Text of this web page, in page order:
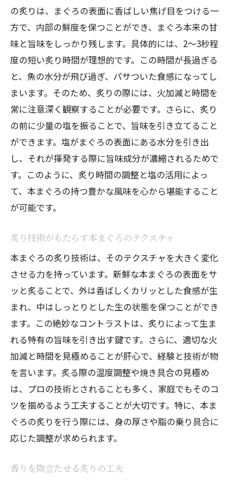
の炙りは、まぐろの表面に香ばしい焦げ目をつける一
方で、内部の鮮度を保つことができ、まぐろ本来の甘
味と旨味をしっかり残します。具体的には、2〜3秒程
度の短い炙り時間が理想的です。この時間が長過ぎる
と、魚の水分が飛び過ぎ、パサついた食感になってし
まいます。そのため、炙りの際には、火加減と時間を
常に注意深く観察することが必要です。さらに、炙り
の前に少量の塩を振ることで、旨味を引き立てること
ができます。塩がまぐろの表面にある水分を引き出
し、それが揮発する際に旨味成分が濃縮されるためで
す。このように、炙り時間の調整と塩の活用によっ
て、本まぐろの持つ豊かな風味を心から堪能すること
が可能です。
炙り技術がもたらす本まぐろのテクスチャ
本まぐろの炙り技術は、そのテクスチャを大きく変化
させる力を持っています。新鮮な本まぐろの表面をサ
ッと炙ることで、外は香ばしくカリッとした食感が生
まれ、中はしっとりとした生の状態を保つことができ
ます。この絶妙なコントラストは、炙りによって生ま
れる特有の旨味を引き出す鍵です。さらに、適切な火
加減と時間を見極めることが肝心で、経験と技術が物
を言います。炙る際の温度調整や焼き具合の見極め
は、プロの技術とされることも多く、家庭でもそのコ
ツを掴めるよう工夫することが大切です。特に、本ま
ぐろの炙りを行う際には、身の厚さや脂の乗り具合に
応じた調整が求められます。
香りを際立たせる炙りの工夫